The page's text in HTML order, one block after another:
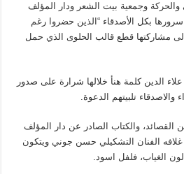
وجمعية بيت الشعر ودار المؤلف
بكل الأصدقاء “الذين حضروا رغم
الى مشاركتها قطع قالب الحلوى الذي حمل
الدين كلمة هنأ خلالها شرارة على صدور
والاصدقاء تلبيتهم الدعوة.
القصائد، والكتاب الصادر عن دار المؤلف
رسم غلافه الفنان التشكيلي حسن جوني ويتكون
الغياب، فلفل اسود.